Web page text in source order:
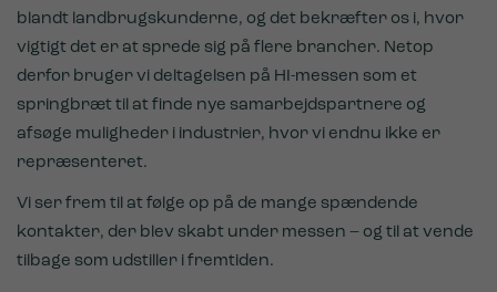
blandt landbrugskunderne, og det bekræfter os i, hvor
vigtigt det er at sprede sig på flere brancher. Netop
derfor bruger vi deltagelsen på HI-messen som et
springbræt til at finde nye samarbejdspartnere og
afsøge muligheder i industrier, hvor vi endnu ikke er
repræsenteret.
Vi ser frem til at følge op på de mange spændende
kontakter, der blev skabt under messen – og til at vende
tilbage som udstiller i fremtiden.